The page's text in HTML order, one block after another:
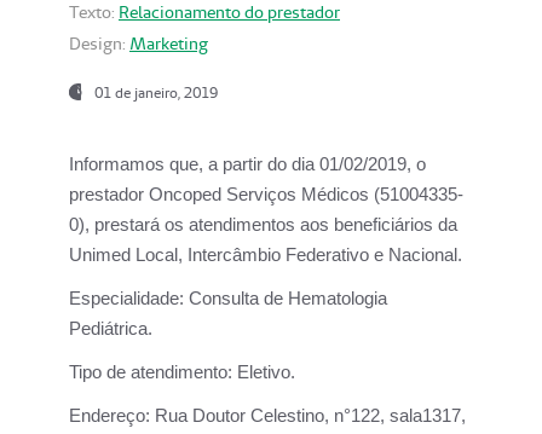
Texto: Relacionamento do prestador
Design: Marketing
01 de janeiro, 2019
Informamos que, a partir do dia 01/02/2019, o
prestador Oncoped Serviços Médicos (51004335-
0), prestará os atendimentos aos beneficiários da
Unimed Local, Intercâmbio Federativo e Nacional.
Especialidade: Consulta de Hematologia
Pediátrica.
Tipo de atendimento: Eletivo.
Endereço: Rua Doutor Celestino, n°122, sala1317,